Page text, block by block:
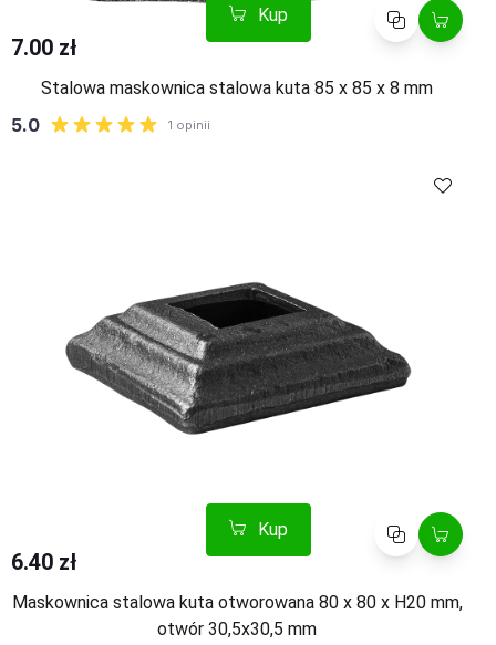
Kup Porównaj
7.00 zł
Stalowa maskownica stalowa kuta 85 x 85 x 8 mm
Kup Porównaj
6.40 zł
Maskownica stalowa kuta otworowana 80 x 80 x H20 mm,
otwór 30,5x30,5 mm